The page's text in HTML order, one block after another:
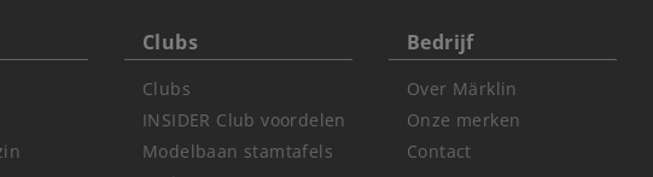
Clubs
Clubs
INSIDER Club voordelen
Modelbaan stamtafels
Bedrijf
Over Märklin
Onze merken
Contact